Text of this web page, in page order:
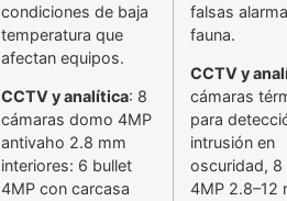
condiciones de baja
temperatura que
afectan equipos.
CCTV y analítica: 8
cámaras domo 4MP
antivaho 2.8 mm
interiores: 6 bullet
4MP con carcasa
falsas
fauna.
CCTV y
cámaras
para
intrusión en
oscuridad, 8
4MP 2.8–12